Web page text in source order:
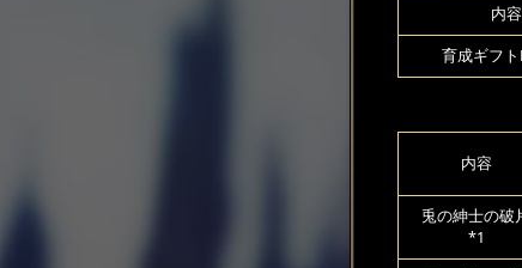
内容
育成ギフ
内容
兎の紳士の破
*1